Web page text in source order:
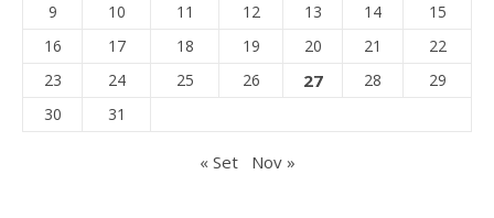
9
10 11 12 13 14
15
16
17 18 19 20 21
22
23
24 25 26 27 28
29
30
31
« Set Nov »